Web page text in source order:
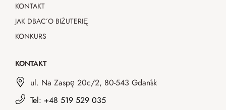
KONTAKT
JAK DBAĆ O BIŻUTERIĘ
KONKURS
KONTAKT
ul. Na Zaspę 20c/2, 80-543 Gdańsk
Tel: +48 519 529 035